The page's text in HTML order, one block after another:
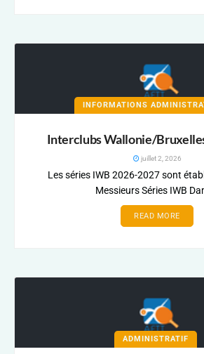
INFORMATIONS
Interclubs Wallonie/
juillet 2, 2026
Les séries IWB 2026-2027 sont
Messieurs Séries IWB
READ MORE
ADMINISTRATIF